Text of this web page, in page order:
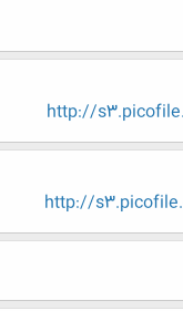
http://
http://